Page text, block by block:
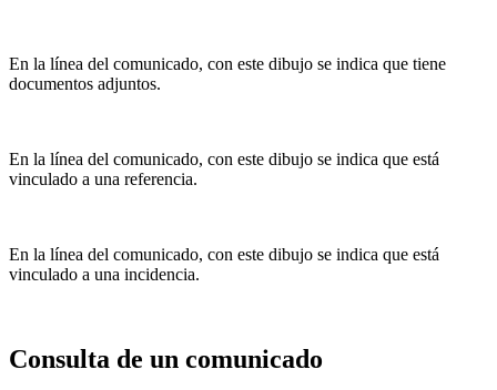
En la línea del comunicado, con este dibujo se indica que tiene
documentos adjuntos.
En la línea del comunicado, con este dibujo se indica que está
vinculado a una referencia.
En la línea del comunicado, con este dibujo se indica que está
vinculado a una incidencia.
Consulta de un comunicado